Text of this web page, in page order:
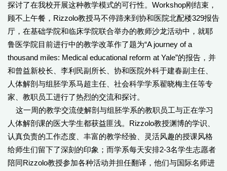
探讨了在我校开展这种教学模式的可行性。Workshop刚结束，
顾不上午餐，Rizzolo教授马不停蹄来到协和医院北配楼329报告
厅，在基础学院和临床学院联合举办的教师沙龙活动中，就耶
鲁医学院目前进行中的教学改革作了题为“A journey of a
thousand miles: Medical educational reform at Yale”的报告，并
和曾益新校长、李利民副所长、协和医院外科于建春副主任、
人体解剖与组胚学系马超主任、社会科学学系翟晓梅主任等专
家、教职员工进行了热烈的交流和探讨。
这一周的教学交流使解剖与组胚学系的教职员工与正在学习
人体解剖课的医大学生都获益匪浅。Rizzolo教授渊博的学识、
认真负责的工作态度、丰富的教学经验、灵活风趣的授课风格
给师生们留下了深刻的印象；而学系每天安排2-3名学生志愿者
陪同Rizzolo教授参加各种活动并担任翻译，他们与国际名师进